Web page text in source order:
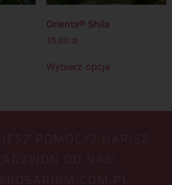
Orienta® Shila
35.00 zł
Wybierz opcje
POMOCY? NAPISZ
DO NAS!